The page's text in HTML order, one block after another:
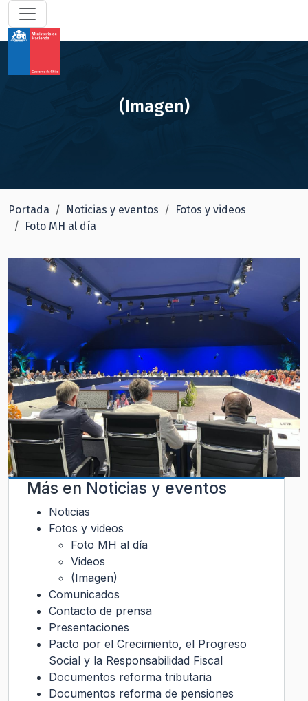
(Imagen)
Portada Noticias y eventos
Fotos y videos
Foto MH al día
Más en Noticias y eventos
Noticias
Fotos y videos
Foto MH al día
Videos
(Imagen)
Comunicados
Contacto de prensa
Presentaciones
Pacto por el Crecimiento, el Progreso
Social y la Responsabilidad Fiscal
Documentos reforma tributaria
Documentos reforma de pensiones